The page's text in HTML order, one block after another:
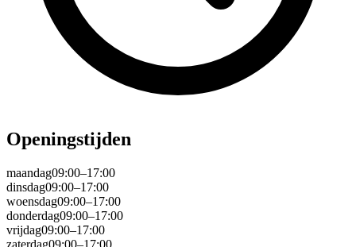
Openingstijden
maandag09:00–17:00
dinsdag09:00–17:00
woensdag09:00–17:00
donderdag09:00–17:00
vrijdag09:00–17:00